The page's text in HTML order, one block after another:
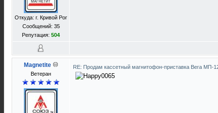
Откуда: г. Кривой Рог
Сообщений: 35
Репутация: 504
Magnetite
Ветеран
RE: Продам кассетный магнитофон-приставка Вега МП-